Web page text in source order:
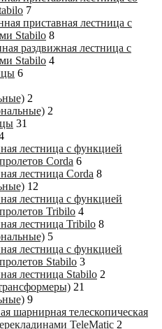
7
приставная лестница с
Stabilo 8
раздвижная лестница с
Stabilo 4
6
2
2
31
лестница с функцией
Corda 6
лестница Corda 8
12
лестница с функцией
Tribilo 4
лестница Tribilo 8
5
лестница с функцией
Stabilo 3
лестница Stabilo 2
21
9
шарнирная телескопическая
TeleMatic 2